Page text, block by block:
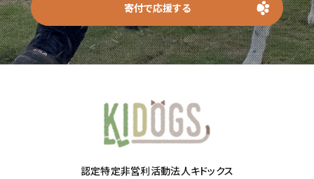
寄付で応援する
認定特定非営利活動法人キドックス